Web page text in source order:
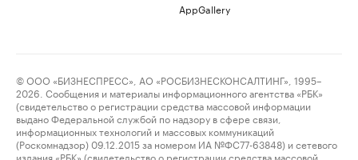
AppGallery
© ООО «БИЗНЕСПРЕСС», АО «РОСБИЗНЕСКОНСАЛТИНГ», 1995–
2026. Сообщения и материалы информационного агентства «РБК»
(свидетельство о регистрации средства массовой информации
выдано Федеральной службой по надзору в сфере связи,
информационных технологий и массовых коммуникаций
(Роскомнадзор) 09.12.2015 за номером ИА №ФС77-63848) и сетевого
издания «РБК» (свидетельство о регистрации средства массовой